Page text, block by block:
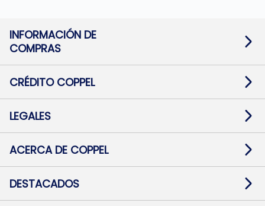
INFORMACIÓN DE
COMPRAS
Términos y condiciones
Botón de arrepentimiento
Mapa de sitio
CRÉDITO COPPEL
Solicitar Crédito
Medios de Pago
Pago Fácil Online
LEGALES
Baja contratos
Defensa al consumidor CABA
ACERCA DE COPPEL
Trabajá con Nosotros
Preguntas Frecuentes
DESTACADOS